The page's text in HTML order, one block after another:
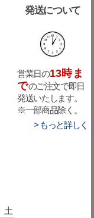
発送について
営業日の13時ま
でのご注文で即日
発送いたします。
※一部商品除く。
> もっと詳しく
土